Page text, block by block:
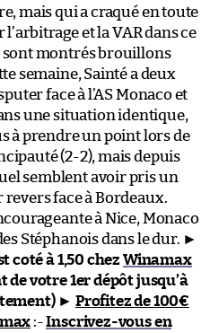
mais qui a craqué en toute
et la VAR dans ce
sont montrés brouillons
semaine, Sainté a deux
face à l’AS Monaco et
une situation identique,
à prendre un point lors de
(2-2), mais depuis
semblent avoir pris un
face à Bordeaux.
à Nice, Monaco
Stéphanois dans le dur. ►
coté à 1,50 chez Winamax
votre 1er dépôt jusqu’à
► Profitez de 100€
:-Inscrivez-vous en